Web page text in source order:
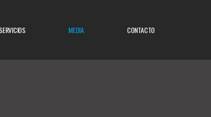
SERVICIOS MEDIA CONTACTO